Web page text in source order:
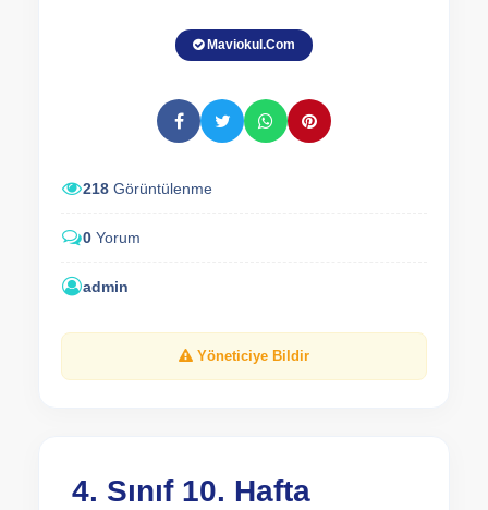
Maviokul.Com
218 Görüntülenme
0 Yorum
admin
Yöneticiye Bildir
4. Sınıf 10. Hafta